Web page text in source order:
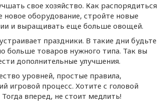
свое хозяйство. Как распорядиться
оборудование, стройте новые
и выращивать еще больше овощей.
праздники. В такие дни будьте
больше товаров нужного типа. Так вы
дополнительные улучшения.
уровней, простые правила,
игровой процесс. Хотите с головой
вперед, не стоит медлить!